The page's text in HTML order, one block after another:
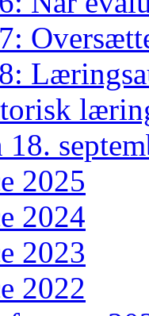
18.
2025
2024
2023
2022